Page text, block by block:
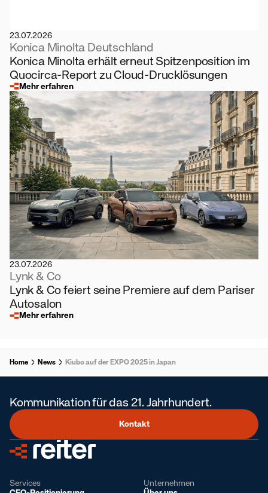
23.07.2026
Konica Minolta Deutschland
Konica Minolta erhält erneut Spitzenposition im
Quocirca-Report zu Cloud-Drucklösungen
Mehr erfahren
23.07.2026
Lynk & Co
Lynk & Co feiert seine Premiere auf dem Pariser
Autosalon
Mehr erfahren
Home News Kiubo auf der EXPO 2025 in Japan
Kommunikation für das 21. Jahrhundert.
Kontakt
Services
Unternehmen